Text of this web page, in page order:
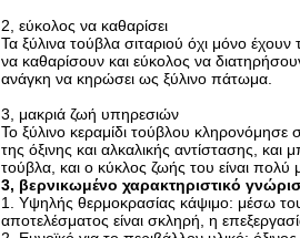
2, εύκολος να καθαρίσει
Τα ξύλινα τούβλα σιταριού όχι μόνο
να καθαρίσουν και εύκολος να
ανάγκη να κηρώσει ως ξύλινο πάτωμα.
3, μακριά ζωή υπηρεσιών
Το ξύλινο κεραμίδι τούβλου κληρονόμησε
της όξινης και αλκαλικής αντίστασης, και
τούβλα, και ο κύκλος ζωής του είναι πολύ
3, βερνικωμένο χαρακτηριστικό
1. Υψηλής θερμοκρασίας κάψιμο: μέσω
αποτελέσματος είναι σκληρή, η